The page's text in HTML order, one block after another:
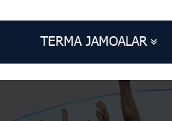
TERMA JAMOALAR